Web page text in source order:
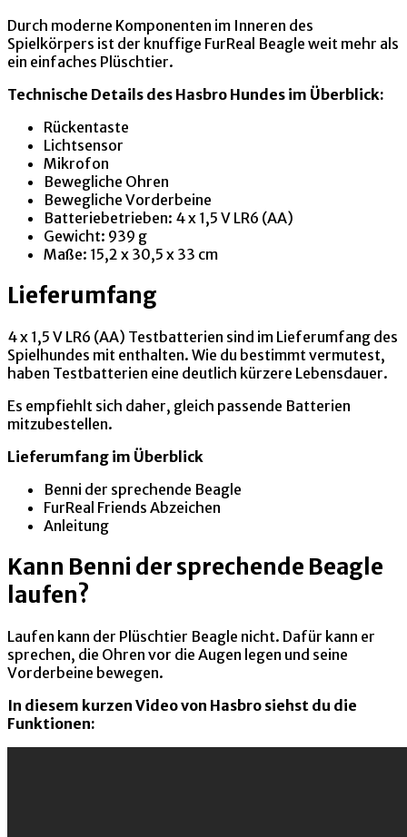
Durch moderne Komponenten im Inneren des
Spielkörpers ist der knuffige FurReal Beagle weit mehr als
ein einfaches Plüschtier.
Technische Details des Hasbro Hundes im Überblick:
Rückentaste
Lichtsensor
Mikrofon
Bewegliche Ohren
Bewegliche Vorderbeine
Batteriebetrieben: 4 x 1,5 V LR6 (AA)
Gewicht: 939 g
Maße: 15,2 x 30,5 x 33 cm
Lieferumfang
4 x 1,5 V LR6 (AA) Testbatterien sind im Lieferumfang des
Spielhundes mit enthalten. Wie du bestimmt vermutest,
haben Testbatterien eine deutlich kürzere Lebensdauer.
Es empfiehlt sich daher, gleich passende Batterien
mitzubestellen.
Lieferumfang im Überblick
Benni der sprechende Beagle
FurReal Friends Abzeichen
Anleitung
Kann Benni der sprechende Beagle
laufen?
Laufen kann der Plüschtier Beagle nicht. Dafür kann er
sprechen, die Ohren vor die Augen legen und seine
Vorderbeine bewegen.
In diesem kurzen Video von Hasbro siehst du die
Funktionen: